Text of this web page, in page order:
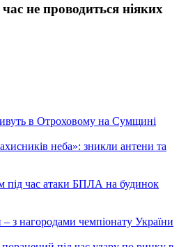
не проводиться ніяких
в Отроховому на Сумщині
неба»: зникли антени та
під час атаки БПЛА на будинок
з нагородами чемпіонату України